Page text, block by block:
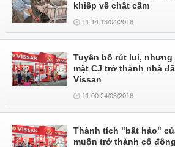
khiếp về chất cấm
11:14 13/04/2016
Tuyên bố rút lui,
mặt CJ trở thành nhà
Vissan
11:00 24/03/2016
Thành tích "bất hảo"
muốn trở thành cổ